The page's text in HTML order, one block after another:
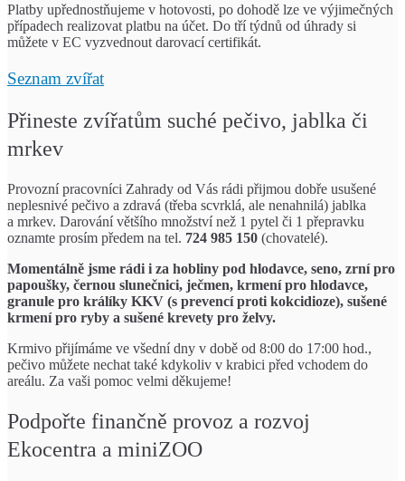
Platby upřednostňujeme v hotovosti, po dohodě lze ve výjimečných
případech realizovat platbu na účet. Do tří týdnů od úhrady si
můžete v EC vyzvednout darovací certifikát.
Seznam zvířat
Přineste zvířatům suché pečivo, jablka či
mrkev
Provozní pracovníci Zahrady od Vás rádi přijmou dobře usušené
neplesnivé pečivo a zdravá (třeba scvrklá, ale nenahnilá) jablka
a mrkev. Darování většího množství než 1 pytel či 1 přepravku
oznamte prosím předem na tel. 724 985 150 (chovatelé).
Momentálně jsme rádi i za hobliny pod hlodavce, seno, zrní pro
papoušky, černou slunečnici, ječmen, krmení pro hlodavce,
granule pro králíky KKV (s prevencí proti kokcidioze), sušené
krmení pro ryby a sušené krevety pro želvy.
Krmivo přijímáme ve všední dny v době od 8:00 do 17:00 hod.,
pečivo můžete nechat také kdykoliv v krabici před vchodem do
areálu. Za vaši pomoc velmi děkujeme!
Podpořte finančně provoz a rozvoj
Ekocentra a miniZOO